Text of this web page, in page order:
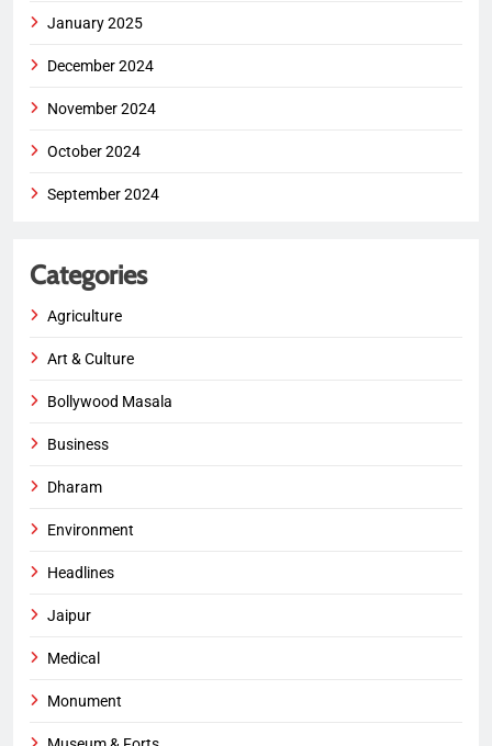
January 2025
December 2024
November 2024
October 2024
September 2024
Categories
Agriculture
Art & Culture
Bollywood Masala
Business
Dharam
Environment
Headlines
Jaipur
Medical
Monument